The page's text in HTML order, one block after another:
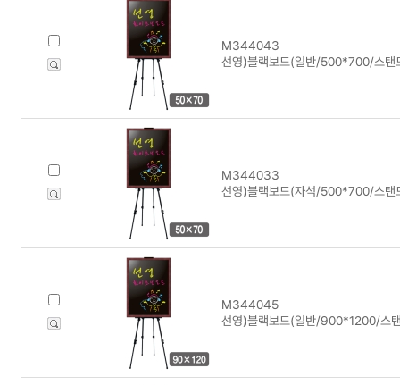
M344043
선영)블랙보드(일반/500*700/스탠
M344033
선영)블랙보드(자석/500*700/스탠
M344045
선영)블랙보드(일반/900*1200/스